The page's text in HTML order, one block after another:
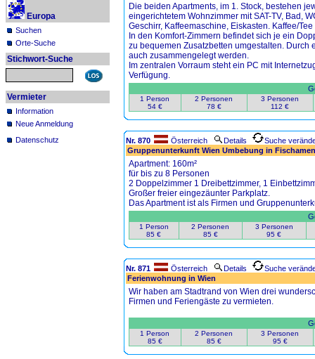
Europa
Suchen
Orte-Suche
Stichwort-Suche
Vermieter
Information
Neue Anmeldung
Datenschutz
Die beiden Apartments, im 1. Stock, bestehen
eingerichtetem Wohnzimmer mit SAT-TV, Bad,
Geschirr, Kaffeemaschine, Eiskasten. Kaffee/
In den Komfort-Zimmern befindet sich je ein
zu bequemen Zusatzbetten umgestalten. Durch
auch zusammengelegt werden.
Im zentralen Vorraum steht ein PC mit
Verfügung.
1 Person
54 €
2 Personen
78 €
3 Personen
112 €
Nr. 870 Österreich Details
Suche
Gruppenunterkunft Wien Umbebung in
Apartment: 160m²
für bis zu 8 Personen
2 Doppelzimmer 1 Dreibettzimmer, 1
Großer freier eingezäunter Parkplatz.
Das Apartment ist als Firmen und
1 Person
85 €
2 Personen
85 €
3 Personen
95 €
Nr. 871 Österreich Details
Suche
Ferienwohnung in Wien
Wir haben am Stadtrand von Wien drei
Firmen und Feriengäste zu vermieten.
1 Person
85 €
2 Personen
85 €
3 Personen
95 €